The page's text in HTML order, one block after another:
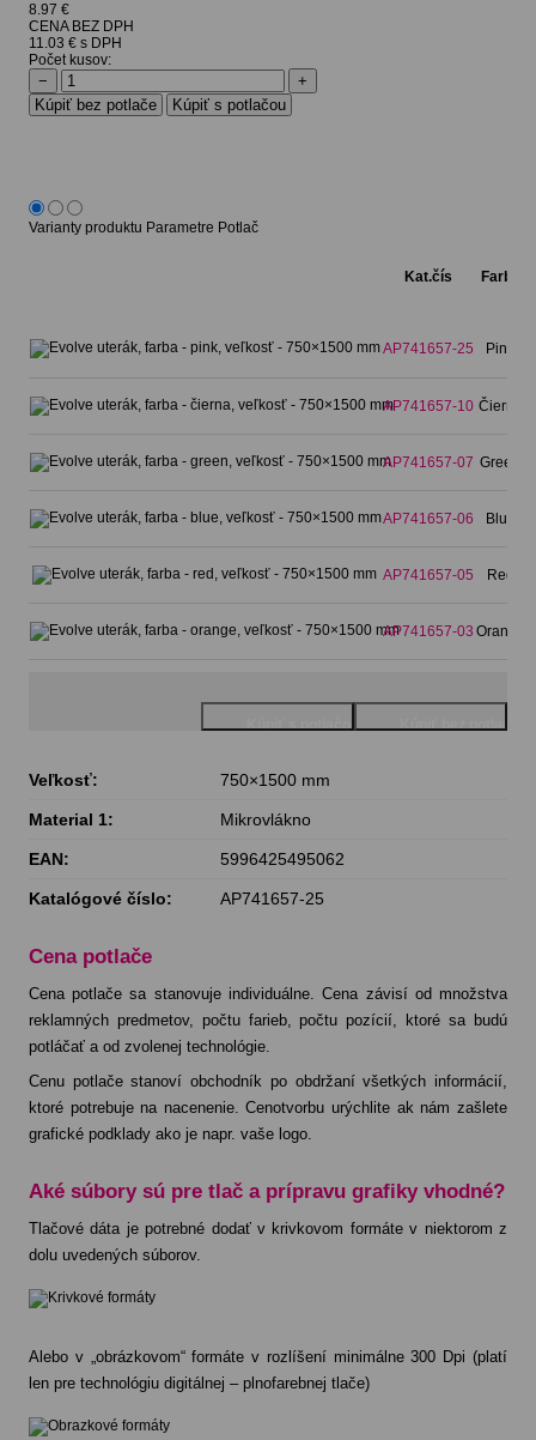
8.97 €
CENA BEZ DPH
11.03 € s DPH
Počet kusov:
− +
Varianty produktu Parametre Potlač
Kat.čís Farba
AP741657-25 Pink
AP741657-10 Čierna
AP741657-07 Green
AP741657-06 Blue
AP741657-05 Red
AP741657-03 Orange
Veľkosť: 750×1500 mm
Material 1: Mikrovlákno
EAN: 5996425495062
Katalógové číslo: AP741657-25
Cena potlače
Cena potlače sa stanovuje individuálne. Cena závisí od množstva
reklamných predmetov, počtu farieb, počtu pozícií, ktoré sa budú
potláčať a od zvolenej technológie.
Cenu potlače stanoví obchodník po obdržaní všetkých informácií,
ktoré potrebuje na nacenenie. Cenotvorbu urýchlite ak nám zašlete
grafické podklady ako je napr. vaše logo.
Aké súbory sú pre tlač a prípravu grafiky vhodné?
Tlačové dáta je potrebné dodať v krivkovom formáte v niektorom z
dolu uvedených súborov.
Alebo v „obrázkovom“ formáte v rozlíšení minimálne 300 Dpi (platí
len pre technológiu digitálnej – plnofarebnej tlače)